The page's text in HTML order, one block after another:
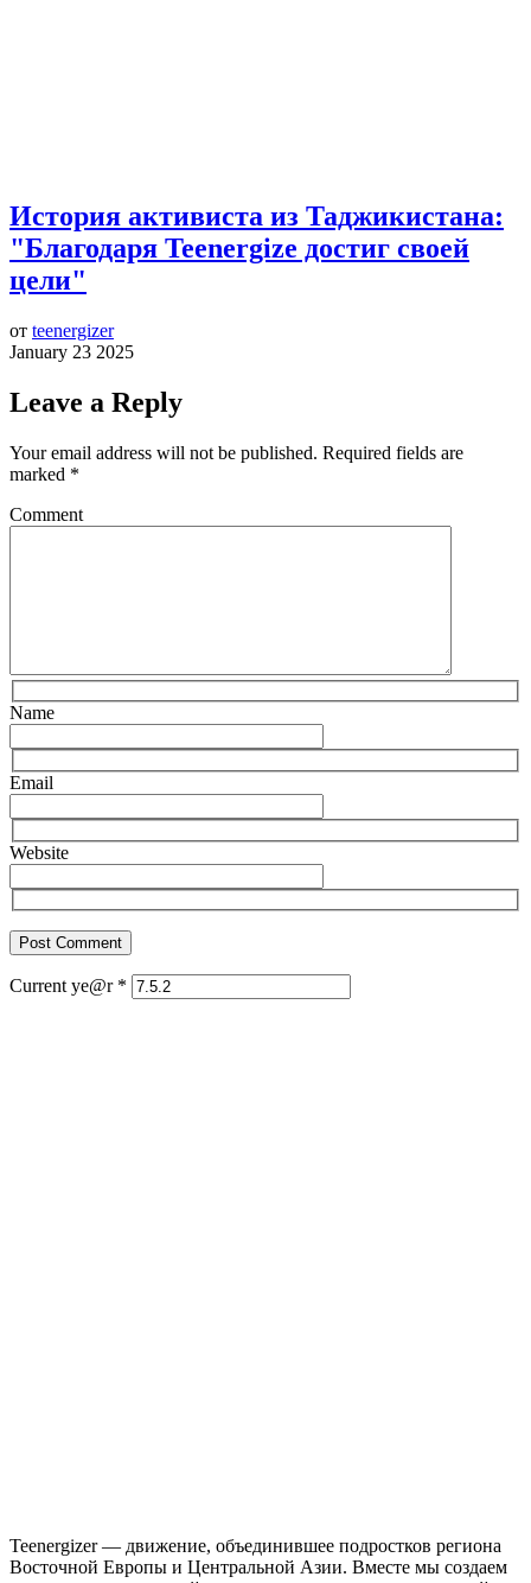
История активиста из Таджикистана:
"Благодаря Teenergize достиг своей
цели"
от teenergizer
January 23 2025
Leave a Reply
Your email address will not be published. Required fields are
marked *
Comment
Name
Email
Website
Current ye@r *
Teenergizer — движение, объединившее подростков региона
Восточной Европы и Центральной Азии. Вместе мы создаем